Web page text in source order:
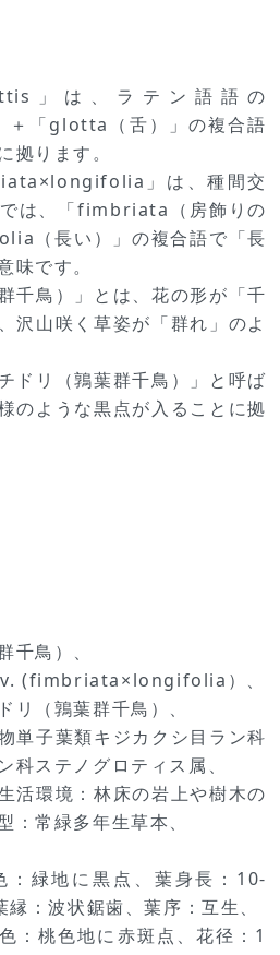
」は、ラテン語語の
＋「glotta（舌）」の複合語
拠ります。
」は、種間交
は、「fimbriata（房飾りの
（長い）」の複合語で「長
味です。
千鳥）」とは、花の形が「千
沢山咲く草姿が「群れ」のよ
ドリ（鶉葉群千鳥）」と呼ば
のような黒点が入ることに拠
千鳥）、
(fimbriata×longifolia）、
リ（鶉葉群千鳥）、
単子葉類キジカクシ目ラン科
科ステノグロティス属、
活環境：林床の岩上や樹木の
：常緑多年生草本、
：緑地に黒点、葉身長：10-
：波状鋸歯、葉序：互生、
：桃色地に赤斑点、花径：1